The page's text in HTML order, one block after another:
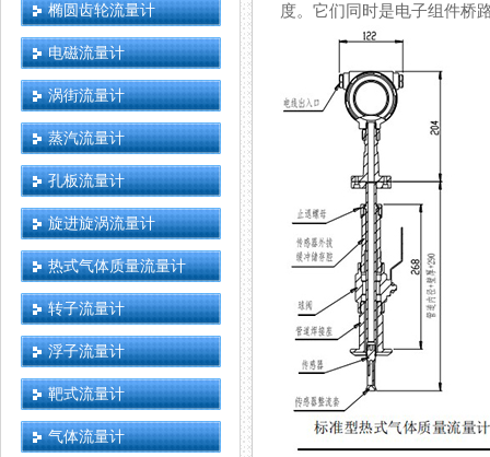
椭圆齿轮流量计
电磁流量计
涡街流量计
蒸汽流量计
孔板流量计
旋进旋涡流量计
热式气体质量流量计
转子流量计
浮子流量计
靶式流量计
气体流量计
度。它们同时是电子组件